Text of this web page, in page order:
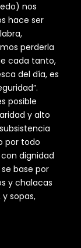
nos
hace ser
perderla
cada tanto,
del día, es
posible
y alto
por todo
dignidad
base por
y chalacas
sopas,